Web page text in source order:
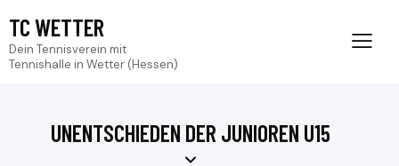
TC WETTER
Dein Tennisverein mit
Tennishalle in Wetter (Hessen)
UNENTSCHIEDEN DER JUNIOREN U15